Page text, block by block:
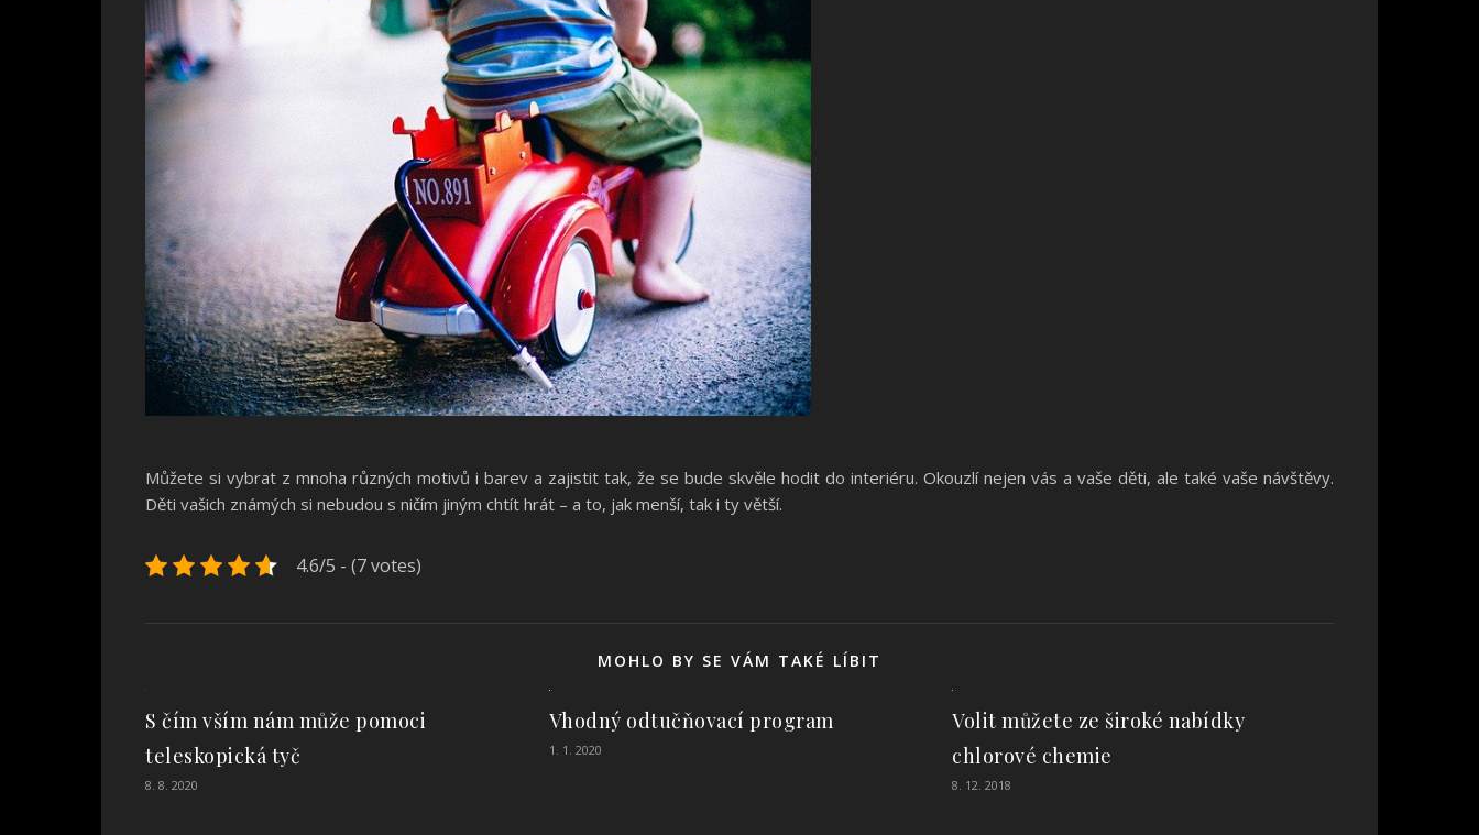
Můžete si vybrat z mnoha různých motivů i barev a zajistit tak, že se bude skvěle hodit do interiéru. Okouzlí nejen vás a vaše děti, ale také vaše návštěvy.
Děti vašich známých si nebudou s ničím jiným chtít hrát – a to, jak menší, tak i ty větší.
4.6/5 - (7 votes)
MOHLO BY SE VÁM TAKÉ LÍBIT
S čím vším nám může pomoci
teleskopická tyč
8. 8. 2020
Vhodný odtučňovací program
1. 1. 2020
Volit můžete ze široké nabídky
chlorové chemie
8. 12. 2018